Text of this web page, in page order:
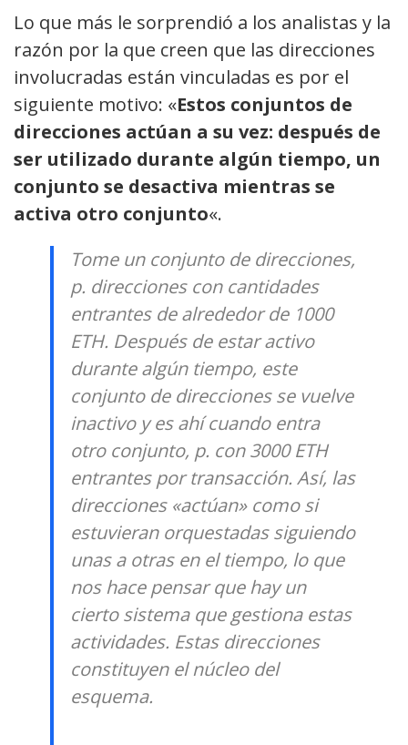
Lo que más le sorprendió a los analistas y la
razón por la que creen que las direcciones
involucradas están vinculadas es por el
siguiente motivo: «Estos conjuntos de
direcciones actúan a su vez: después de
ser utilizado durante algún tiempo, un
conjunto se desactiva mientras se
activa otro conjunto«.
Tome un conjunto de direcciones,
p. direcciones con cantidades
entrantes de alrededor de 1000
ETH. Después de estar activo
durante algún tiempo, este
conjunto de direcciones se vuelve
inactivo y es ahí cuando entra
otro conjunto, p. con 3000 ETH
entrantes por transacción. Así, las
direcciones «actúan» como si
estuvieran orquestadas siguiendo
unas a otras en el tiempo, lo que
nos hace pensar que hay un
cierto sistema que gestiona estas
actividades. Estas direcciones
constituyen el núcleo del
esquema.